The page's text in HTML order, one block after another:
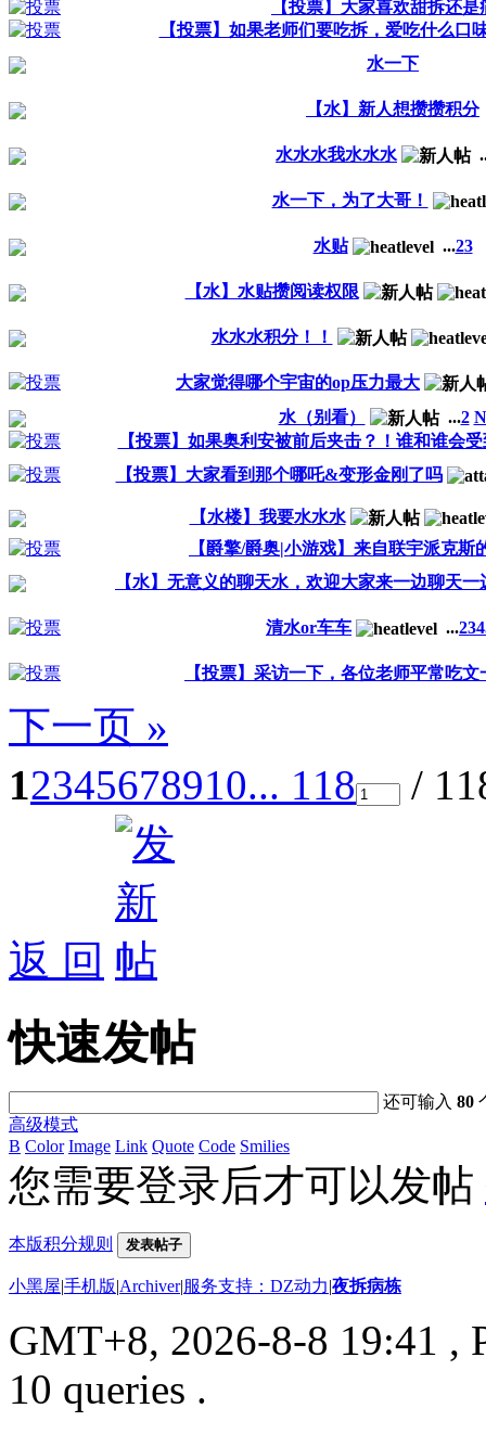
【投票】大家喜欢甜拆还是
【投票】如果老师们要吃拆，爱吃什么口
水一下
【水】新人想攒攒积分
水水水我水水水
水一下，为了大哥！
水贴 ...23
【水】水贴攒阅读权限
水水水积分！！
大家觉得哪个宇宙的op压力最大
水（别看）
...2
【投票】如果奥利安被前后夹击？！谁和谁会
【投票】大家看到那个哪吒&变形金刚了吗
【水楼】我要水水水
【爵擎/爵奥|小游戏】来自联宇派克斯
【水】无意义的聊天水，欢迎大家来一边聊天一
清水or车车 ...234
【投票】采访一下，各位老师平常吃
下一页 »
12345678910... 118 /
返 回
快速发帖
还可输入80
高级模式
B Color Image Link Quote Code Smilies
您需要登录后才可以发帖
本版积分规则 发表帖子
小黑屋|手机版|Archiver|服务支持：DZ动力|夜拆病栋
GMT+8, 2026-8-8 19:41 ,
10 queries .